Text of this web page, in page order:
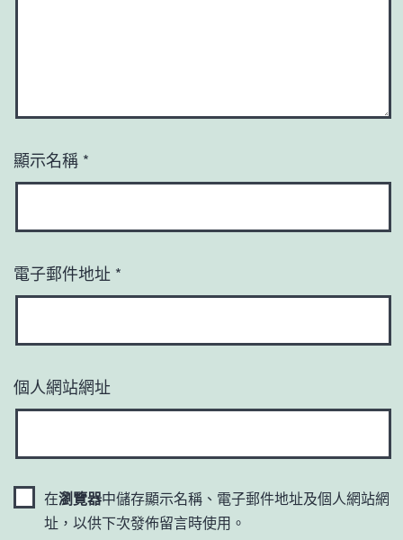
顯示名稱 *
電子郵件地址 *
個人網站網址
在瀏覽器中儲存顯示名稱、電子郵件地址及個人網站網
址，以供下次發佈留言時使用。